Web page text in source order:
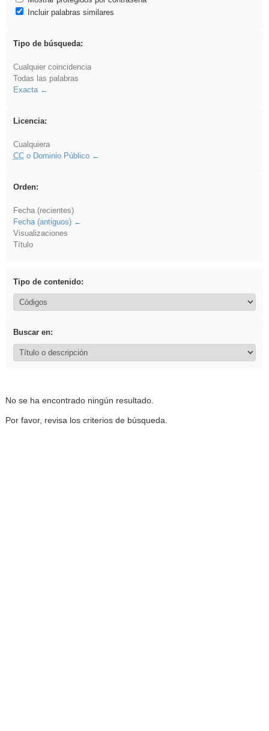
Incluir palabras similares
Tipo de búsqueda:
Cualquier coincidencia
Todas las palabras
Exacta
Licencia:
Cualquiera
CCo Dominio Público
Orden:
Fecha (recientes)
Fecha (antiguos)
Visualizaciones
Título
Tipo de contenido:
Buscar en:
No se ha encontrado ningún resultado.
Por favor, revisa los criterios de búsqueda.